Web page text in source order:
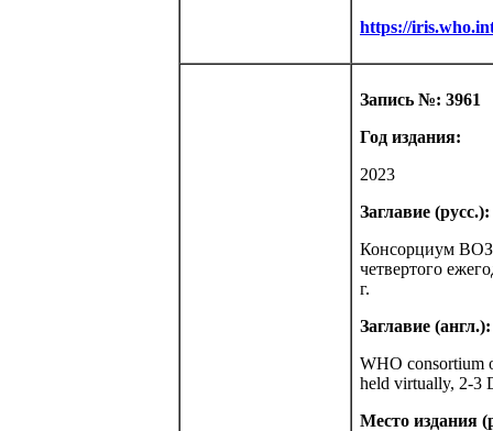
https://
Запись №: 3961
Год издания:
2023
Заглавие (русс.):
Консорциум ВОЗ
четвертого
г.
Заглавие (англ.):
WHO consortium
held virtually, 2-3
Место издания